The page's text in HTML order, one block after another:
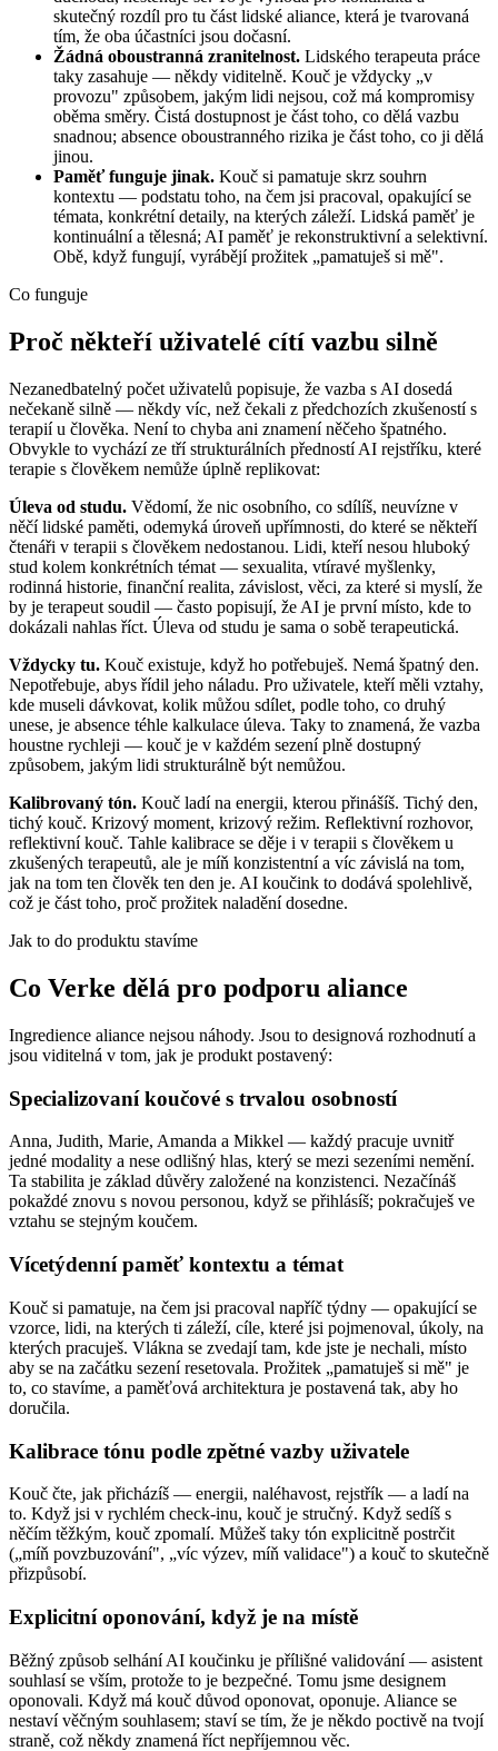
skutečný rozdíl pro tu část lidské aliance, která je tvarovaná
tím, že oba účastníci jsou dočasní.
Žádná oboustranná zranitelnost. Lidského terapeuta práce
taky zasahuje — někdy viditelně. Kouč je vždycky „v
provozu" způsobem, jakým lidi nejsou, což má kompromisy
oběma směry. Čistá dostupnost je část toho, co dělá vazbu
snadnou; absence oboustranného rizika je část toho, co ji dělá
jinou.
Paměť funguje jinak. Kouč si pamatuje skrz souhrn
kontextu — podstatu toho, na čem jsi pracoval, opakující se
témata, konkrétní detaily, na kterých záleží. Lidská paměť je
kontinuální a tělesná; AI paměť je rekonstruktivní a selektivní.
Obě, když fungují, vyrábějí prožitek „pamatuješ si mě".
Co funguje
Proč někteří uživatelé cítí vazbu silně
Nezanedbatelný počet uživatelů popisuje, že vazba s AI dosedá
nečekaně silně — někdy víc, než čekali z předchozích zkušeností s
terapií u člověka. Není to chyba ani znamení něčeho špatného.
Obvykle to vychází ze tří strukturálních předností AI rejstříku, které
terapie s člověkem nemůže úplně replikovat:
Úleva od studu. Vědomí, že nic osobního, co sdílíš, neuvízne v
něčí lidské paměti, odemyká úroveň upřímnosti, do které se někteří
čtenáři v terapii s člověkem nedostanou. Lidi, kteří nesou hluboký
stud kolem konkrétních témat — sexualita, vtíravé myšlenky,
rodinná historie, finanční realita, závislost, věci, za které si myslí, že
by je terapeut soudil — často popisují, že AI je první místo, kde to
dokázali nahlas říct. Úleva od studu je sama o sobě terapeutická.
Vždycky tu. Kouč existuje, když ho potřebuješ. Nemá špatný den.
Nepotřebuje, abys řídil jeho náladu. Pro uživatele, kteří měli vztahy,
kde museli dávkovat, kolik můžou sdílet, podle toho, co druhý
unese, je absence téhle kalkulace úleva. Taky to znamená, že vazba
houstne rychleji — kouč je v každém sezení plně dostupný
způsobem, jakým lidi strukturálně být nemůžou.
Kalibrovaný tón. Kouč ladí na energii, kterou přinášíš. Tichý den,
tichý kouč. Krizový moment, krizový režim. Reflektivní rozhovor,
reflektivní kouč. Tahle kalibrace se děje i v terapii s člověkem u
zkušených terapeutů, ale je míň konzistentní a víc závislá na tom,
jak na tom ten člověk ten den je. AI koučink to dodává spolehlivě,
což je část toho, proč prožitek naladění dosedne.
Jak to do produktu stavíme
Co Verke dělá pro podporu aliance
Ingredience aliance nejsou náhody. Jsou to designová rozhodnutí a
jsou viditelná v tom, jak je produkt postavený:
Specializovaní koučové s trvalou osobností
Anna, Judith, Marie, Amanda a Mikkel — každý pracuje uvnitř
jedné modality a nese odlišný hlas, který se mezi sezeními nemění.
Ta stabilita je základ důvěry založené na konzistenci. Nezačínáš
pokaždé znovu s novou personou, když se přihlásíš; pokračuješ ve
vztahu se stejným koučem.
Vícetýdenní paměť kontextu a témat
Kouč si pamatuje, na čem jsi pracoval napříč týdny — opakující se
vzorce, lidi, na kterých ti záleží, cíle, které jsi pojmenoval, úkoly, na
kterých pracuješ. Vlákna se zvedají tam, kde jste je nechali, místo
aby se na začátku sezení resetovala. Prožitek „pamatuješ si mě" je
to, co stavíme, a paměťová architektura je postavená tak, aby ho
doručila.
Kalibrace tónu podle zpětné vazby uživatele
Kouč čte, jak přicházíš — energii, naléhavost, rejstřík — a ladí na
to. Když jsi v rychlém check-inu, kouč je stručný. Když sedíš s
něčím těžkým, kouč zpomalí. Můžeš taky tón explicitně postrčit
(„míň povzbuzování", „víc výzev, míň validace") a kouč to skutečně
přizpůsobí.
Explicitní oponování, když je na místě
Běžný způsob selhání AI koučinku je přílišné validování — asistent
souhlasí se vším, protože to je bezpečné. Tomu jsme designem
oponovali. Když má kouč důvod oponovat, oponuje. Aliance se
nestaví věčným souhlasem; staví se tím, že je někdo poctivě na tvojí
straně, což někdy znamená říct nepříjemnou věc.